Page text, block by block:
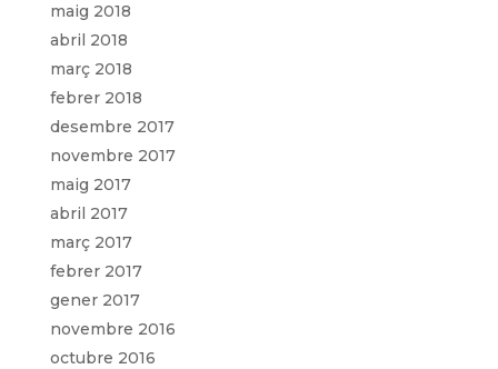
maig 2018
abril 2018
març 2018
febrer 2018
desembre 2017
novembre 2017
maig 2017
abril 2017
març 2017
febrer 2017
gener 2017
novembre 2016
octubre 2016